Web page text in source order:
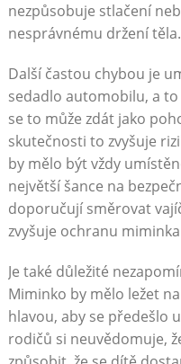
nezpůsobuje stlačení
nesprávnému držení těla.
Další častou chybou je
sedadlo automobilu, a
se to může zdát jako
skutečnosti to zvyšuje
by mělo být vždy
největší šance na
doporučují směrovat
zvyšuje ochranu
Je také důležité
Miminko by mělo ležet
hlavou, aby se předešlo
rodičů si neuvědomuje,